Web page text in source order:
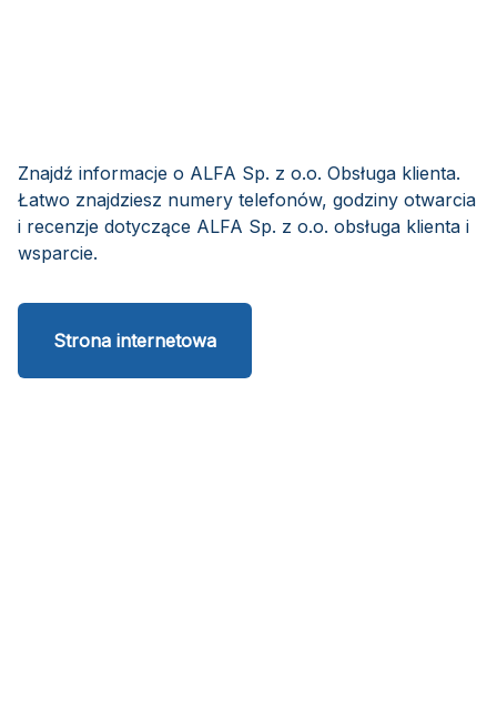
Znajdź informacje o ALFA Sp. z o.o. Obsługa klienta.
Łatwo znajdziesz numery telefonów, godziny otwarcia
i recenzje dotyczące ALFA Sp. z o.o. obsługa klienta i
wsparcie.
Strona internetowa